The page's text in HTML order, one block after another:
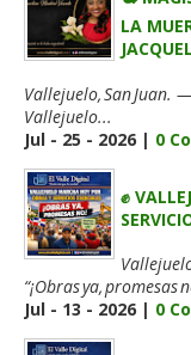
LA
Vallejuelo, San Juan.
Vallejuelo...
Jul - 25 - 2026 | 0
✊
“¡Obras ya, promesas
Jul - 13 - 2026 | 0